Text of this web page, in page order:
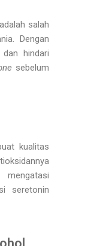
salah
Dengan
hindari
sebelum
kualitas
seretonin